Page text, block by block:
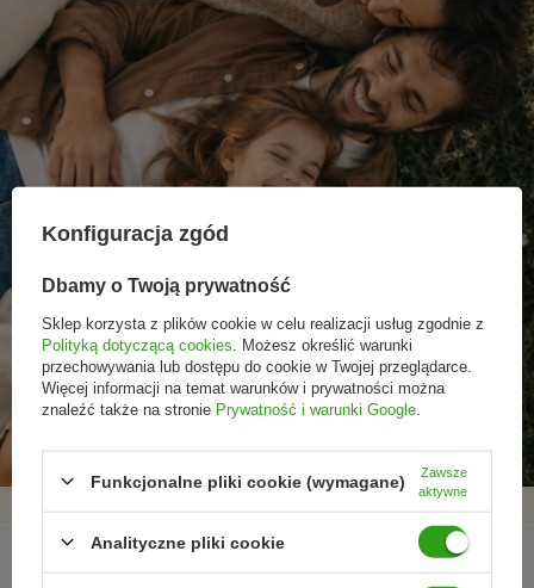
Promocje tylko dla
subskrybentów
Nowości przed
premierą
Rezygnacja w każdej
chwili
REGULAMINY
Konfiguracja zgód
Dbamy o Twoją prywatność
Sklep korzysta z plików cookie w celu realizacji usług zgodnie z
Polityką dotyczącą cookies . Możesz określić warunki
przechowywania lub dostępu do cookie w Twojej przeglądarce.
Więcej informacji na temat warunków i prywatności można
znaleźć także na stronie Prywatność i warunki Google
Funkcjonalne pliki cookie (wymagane)
Zawsze
aktywne
Analityczne pliki cookie